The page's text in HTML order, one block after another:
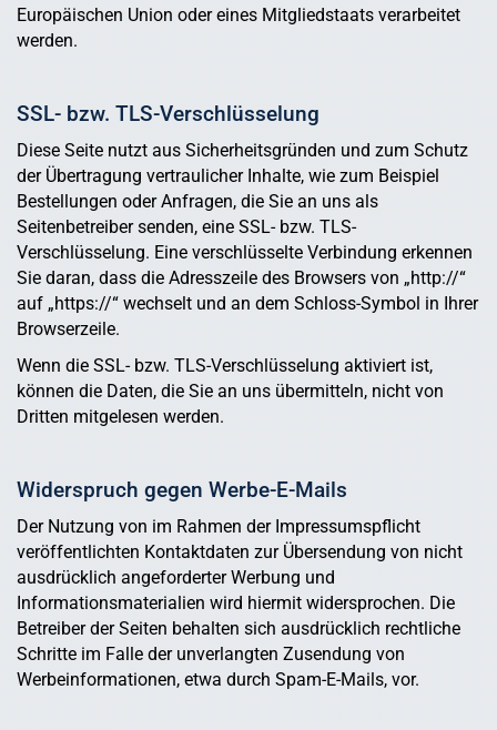
Europäischen Union oder eines Mitgliedstaats verarbeitet
werden.
SSL- bzw. TLS-Verschlüsselung
Diese Seite nutzt aus Sicherheitsgründen und zum Schutz
der Übertragung vertraulicher Inhalte, wie zum Beispiel
Bestellungen oder Anfragen, die Sie an uns als
Seitenbetreiber senden, eine SSL- bzw. TLS-
Verschlüsselung. Eine verschlüsselte Verbindung erkennen
Sie daran, dass die Adresszeile des Browsers von „http://“
auf „https://“ wechselt und an dem Schloss-Symbol in Ihrer
Browserzeile.
Wenn die SSL- bzw. TLS-Verschlüsselung aktiviert ist,
können die Daten, die Sie an uns übermitteln, nicht von
Dritten mitgelesen werden.
Widerspruch gegen Werbe-E-Mails
Der Nutzung von im Rahmen der Impressumspflicht
veröffentlichten Kontaktdaten zur Übersendung von nicht
ausdrücklich angeforderter Werbung und
Informationsmaterialien wird hiermit widersprochen. Die
Betreiber der Seiten behalten sich ausdrücklich rechtliche
Schritte im Falle der unverlangten Zusendung von
Werbeinformationen, etwa durch Spam-E-Mails, vor.